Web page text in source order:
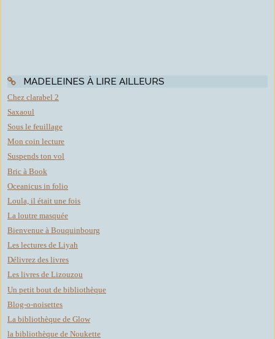
MADELEINES À LIRE AILLEURS
Chez clarabel 2
Saxaoul
Sous le feuillage
Mon coin lecture
Suspends ton vol
Bric à Book
Oceanicus in folio
Loula, il était une fois
La loutre masquée
Bienvenue à Bouquinbourg
Les lectures de Liyah
Délivrez des livres
Les livres de Lizouzou
Un petit bout de bibliothèque
Blog-o-noisettes
La bibliothèque de Glow
la bibliothèque de Noukette